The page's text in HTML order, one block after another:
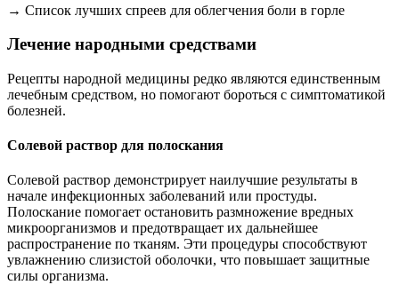
→ Список лучших спреев для облегчения боли в горле
Лечение народными средствами
Рецепты народной медицины редко являются единственным
лечебным средством, но помогают бороться с симптоматикой
болезней.
Солевой раствор для полоскания
Солевой раствор демонстрирует наилучшие результаты в
начале инфекционных заболеваний или простуды.
Полоскание помогает остановить размножение вредных
микроорганизмов и предотвращает их дальнейшее
распространение по тканям. Эти процедуры способствуют
увлажнению слизистой оболочки, что повышает защитные
силы организма.